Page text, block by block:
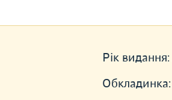
Рік видання:
Обкладинка: